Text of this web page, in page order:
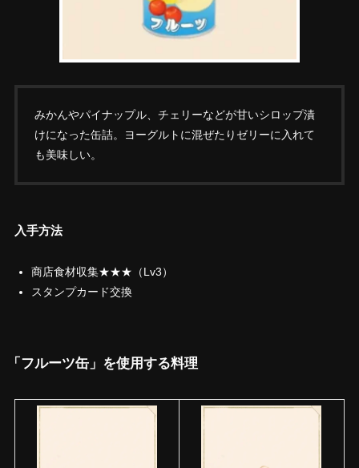
みかんやパイナップル、チェリーなどが甘いシロップ漬
けになった缶詰。ヨーグルトに混ぜたりゼリーに入れて
も美味しい。
入手方法
商店食材収集★★★（Lv3）
スタンプカード交換
「フルーツ缶」を使用する料理